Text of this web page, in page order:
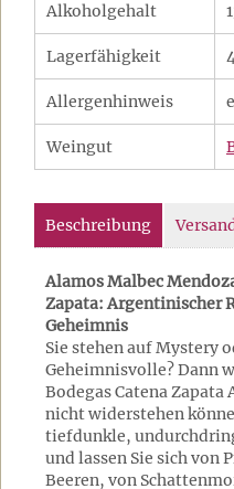
Alkoholgehalt
Lagerfähigkeit
Allergenhinweis
Weingut
Beschreibung
Alamos Malbec
Zapata: Argentinischer
Geheimnis
Sie stehen auf Mystery
Geheimnisvolle? Dann
Bodegas Catena
nicht widerstehen
tiefdunkle,
und lassen Sie sich von
Beeren, von